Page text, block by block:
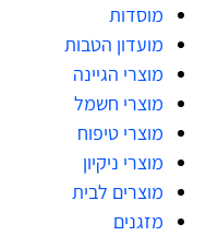
מוסדות
מועדון הטבות
מוצרי הגיינה
מוצרי חשמל
מוצרי טיפוח
מוצרי ניקיון
מוצרים לבית
מזגנים